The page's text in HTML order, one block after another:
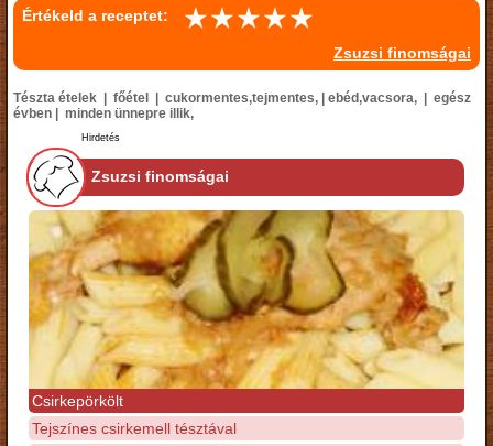
Értékeld a receptet:
Zsuzsi finomságai
Tészta ételek | főétel | cukormentes,tejmentes, | ebéd,vacsora, | egész
évben | minden ünnepre illik,
Hirdetés
Zsuzsi finomságai
Csirkepörkölt
Tejszínes csirkemell tésztával